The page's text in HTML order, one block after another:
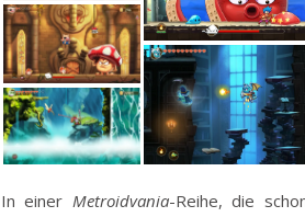
In einer Metroidvania-Reihe, die